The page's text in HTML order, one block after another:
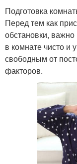
Подготовка
Перед тем как
обстановки, важно
в комнате чисто и
свободным от
факторов.